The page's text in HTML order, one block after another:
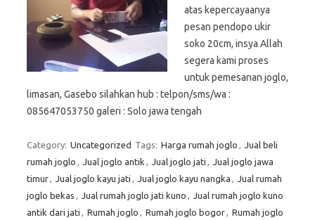
atas kepercayaanya
pesan pendopo ukir
soko 20cm, insya Allah
segera kami proses
untuk pemesanan joglo,
limasan, Gasebo silahkan hub : telpon/sms/wa :
085647053750 galeri : Solo jawa tengah
Category: Uncategorized Tags: Harga rumah joglo , Jual beli
rumah joglo , Jual joglo antik , Jual joglo jati , Jual joglo jawa
timur, Jual joglo kayu jati , Jual joglo kayu nangka , Jual rumah
joglo bekas , Jual rumah joglo jati kuno , Jual rumah joglo kuno
antik dari jati , Rumah joglo , Rumah joglo bogor, Rumah joglo